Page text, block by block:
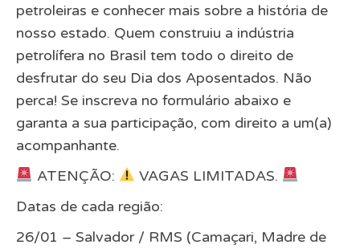
petroleiras e conhecer mais sobre a história de
nosso estado. Quem construiu a indústria
petrolífera no Brasil tem todo o direito de
desfrutar do seu Dia dos Aposentados. Não
perca! Se inscreva no formulário abaixo e
garanta a sua participação, com direito a um(a)
acompanhante.
ATENÇÃO:
VAGAS LIMITADAS.
Datas de cada região:
26/01 – Salvador / RMS (Camaçari, Madre de